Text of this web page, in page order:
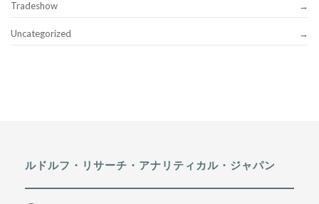
Tradeshow
Uncategorized
ルドルフ・リサーチ・アナリティカル・ジャパン